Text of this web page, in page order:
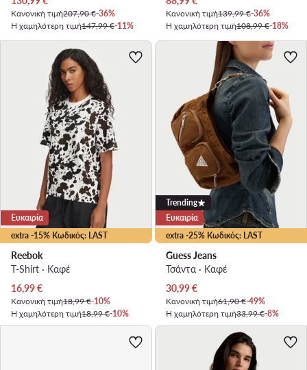
Κανονική τιμή207,90 €-36%
Η χαμηλότερη τιμή147,99 €-11%
Κανονική τιμή139,99 €-36%
Η χαμηλότερη τιμή108,99 €-18%
extra -15% Κωδικός: LAST
Ευκαιρία
Reebok
T-Shirt · Καφέ
Τρέχουσα τιμή
16,99€
Κανονική τιμή18,99 €-10%
Η χαμηλότερη τιμή18,99 €-10%
extra -25% Κωδικός: LAST
Trending
Ευκαιρία
Guess Jeans
Τσάντα · Καφέ
Τρέχουσα τιμή
30,99€
Κανονική τιμή61,90 €-49%
Η χαμηλότερη τιμή33,99 €-8%